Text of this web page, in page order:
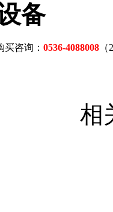
备
买咨询： 0536-4088008
相